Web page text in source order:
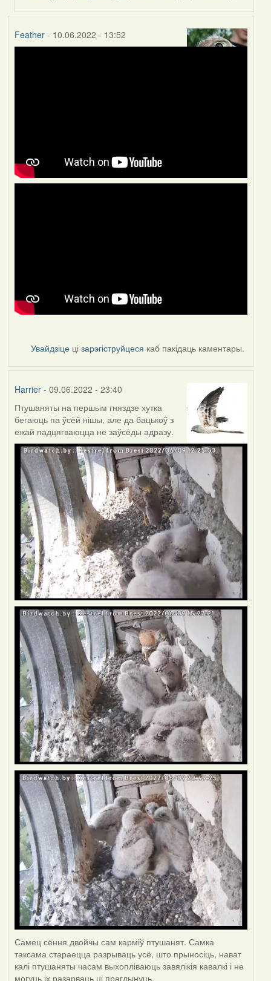
Feather- 10.06.2022 - 13:52
Увайдзіце цізарэгіструйцеся каб пакідаць каментары.
Harrier- 09.06.2022 - 23:40
Птушаняты на першым гняздзе хутка
бегаюць па ўсёй нішы, але да бацькоў з
ежай падцягваюцца не заўсёды адразу.
Самец сёння двойчы сам карміў птушанят. Самка
таксама стараецца разрываць усё, што прыносіць, нават
калі птушаняты часам выхопліваюць завялікія кавалкі і не
могуць іх разарваць ці праглынуць.